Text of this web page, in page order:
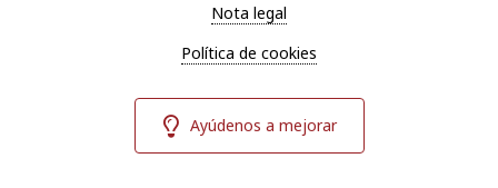
Nota legal
Política de cookies
Ayúdenos a mejorar